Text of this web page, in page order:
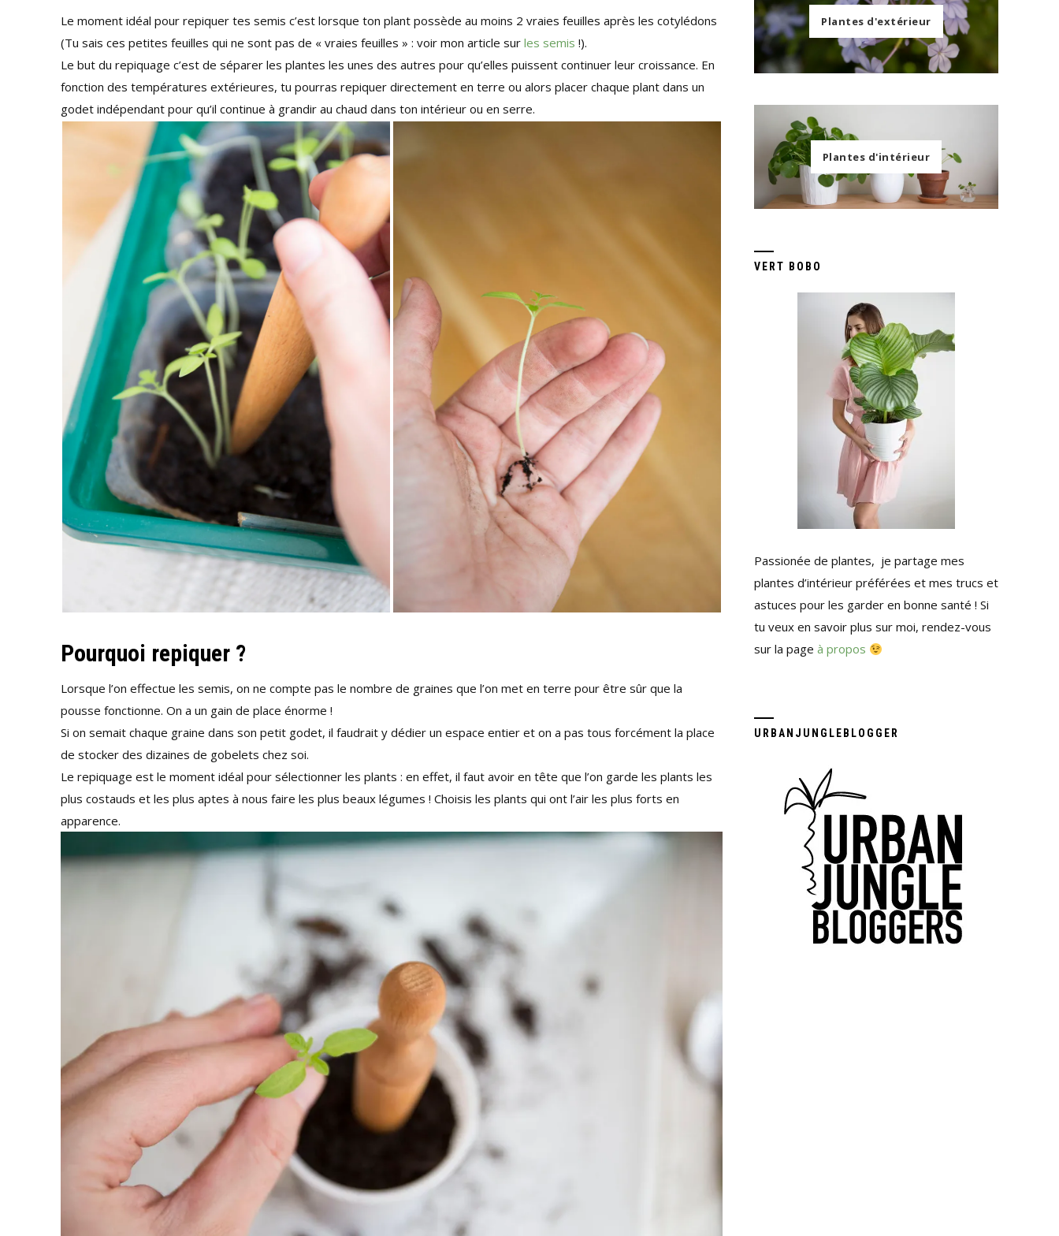
Le moment idéal pour repiquer tes semis c’est lorsque ton plant possède au moins 2 vraies feuilles après les cotylédons
(Tu sais ces petites feuilles qui ne sont pas de « vraies feuilles » : voir mon article sur les semis !).
Le but du repiquage c’est de séparer les plantes les unes des autres pour qu’elles puissent continuer leur croissance. En
fonction des températures extérieures, tu pourras repiquer directement en terre ou alors placer chaque plant dans un
godet indépendant pour qu’il continue à grandir au chaud dans ton intérieur ou en serre.
Pourquoi repiquer ?
Lorsque l’on effectue les semis, on ne compte pas le nombre de graines que l’on met en terre pour être sûr que la
pousse fonctionne. On a un gain de place énorme !
Si on semait chaque graine dans son petit godet, il faudrait y dédier un espace entier et on a pas tous forcément la place
de stocker des dizaines de gobelets chez soi.
Le repiquage est le moment idéal pour sélectionner les plants : en effet, il faut avoir en tête que l’on garde les plants les
plus costauds et les plus aptes à nous faire les plus beaux légumes ! Choisis les plants qui ont l’air les plus forts en
apparence.
Plantes d'extérieur
Plantes d'intérieur
VERT BOBO
Passionée de plantes, je partage mes
plantes d’intérieur préférées et mes trucs et
astuces pour les garder en bonne santé ! Si
tu veux en savoir plus sur moi, rendez-vous
sur la page à propos
URBANJUNGLEBLOGGER